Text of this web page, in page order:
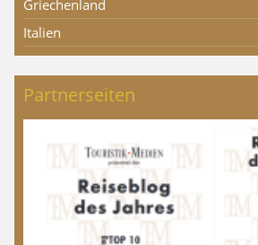
Griechenland
Italien
Partnerseiten